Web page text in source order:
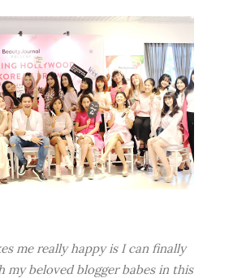
me really happy is I can finally
my beloved blogger babes in this